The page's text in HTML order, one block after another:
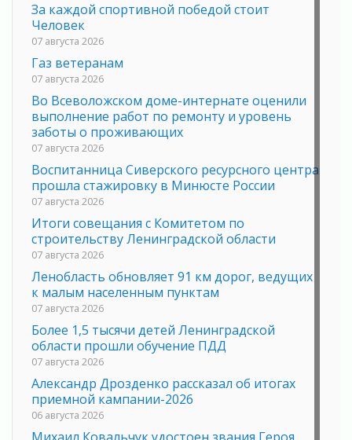
За каждой спортивной победой стоит
Человек
07 августа 2026
Газ ветеранам
07 августа 2026
Во Всеволожском доме-интернате оценили
выполнение работ по ремонту и уровень
заботы о проживающих
07 августа 2026
Воспитанница Сиверского ресурсного центра
прошла стажировку в Минюсте России
07 августа 2026
Итоги совещания с Комитетом по
строительству Ленинградской области
07 августа 2026
Ленобласть обновляет 91 км дорог, ведущих
к малым населенным пунктам
07 августа 2026
Более 1,5 тысячи детей Ленинградской
области прошли обучение ПДД
07 августа 2026
Александр Дрозденко рассказал об итогах
приемной кампании-2026
06 августа 2026